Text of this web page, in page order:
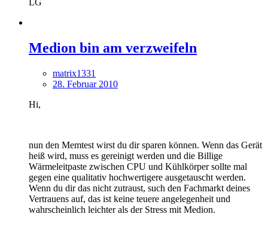
Medion bin am verzweifeln
matrix1331
28. Februar 2010
Hi,
nun den Memtest wirst du dir sparen können. Wenn das Gerät
heiß wird, muss es gereinigt werden und die Billige
Wärmeleitpaste zwischen CPU und Kühlkörper sollte mal
gegen eine qualitativ hochwertigere ausgetauscht werden.
Wenn du dir das nicht zutraust, such den Fachmarkt deines
Vertrauens auf, das ist keine teuere angelegenheit und
wahrscheinlich leichter als der Stress mit Medion.